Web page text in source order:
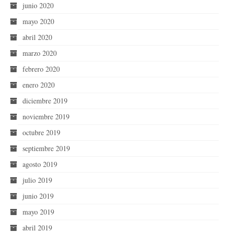
junio 2020
mayo 2020
abril 2020
marzo 2020
febrero 2020
enero 2020
diciembre 2019
noviembre 2019
octubre 2019
septiembre 2019
agosto 2019
julio 2019
junio 2019
mayo 2019
abril 2019